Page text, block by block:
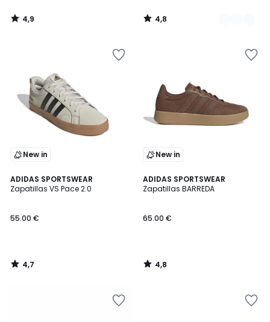
4,9
/
4,8
/
New in
ADIDAS SPORTSWEAR
Zapatillas VS Pace 2.0
55.00 €
4,7
/ 5
4,7
/
New in
ADIDAS SPORTSWEAR
Zapatillas BARREDA
65.00 €
4,8
/ 5
4,8
/